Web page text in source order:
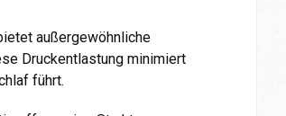
außergewöhnliche
Druckentlastung minimiert
führt.